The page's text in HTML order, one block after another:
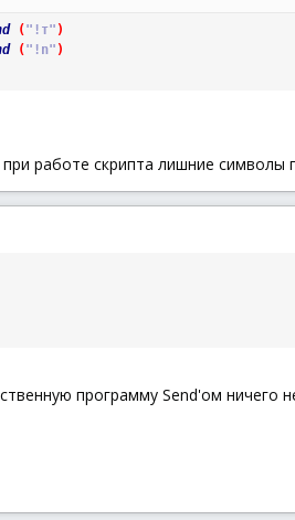
( "!т" )
( "!n" )
работе скрипта лишние символы
программу Send'ом ничего